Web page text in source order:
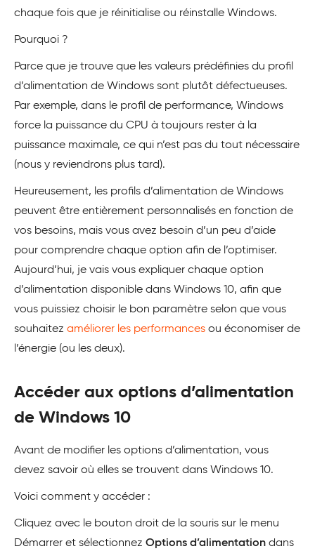
chaque fois que je réinitialise ou réinstalle Windows.
Pourquoi ?
Parce que je trouve que les valeurs prédéfinies du profil
d’alimentation de Windows sont plutôt défectueuses.
Par exemple, dans le profil de performance, Windows
force la puissance du CPU à toujours rester à la
puissance maximale, ce qui n’est pas du tout nécessaire
(nous y reviendrons plus tard).
Heureusement, les profils d’alimentation de Windows
peuvent être entièrement personnalisés en fonction de
vos besoins, mais vous avez besoin d’un peu d’aide
pour comprendre chaque option afin de l’optimiser.
Aujourd’hui, je vais vous expliquer chaque option
d’alimentation disponible dans Windows 10, afin que
vous puissiez choisir le bon paramètre selon que vous
souhaitez améliorer les performances ou économiser de
l’énergie (ou les deux).
Accéder aux options d’alimentation
de Windows 10
Avant de modifier les options d’alimentation, vous
devez savoir où elles se trouvent dans Windows 10.
Voici comment y accéder :
Cliquez avec le bouton droit de la souris sur le menu
Démarrer et sélectionnez Options d’alimentation dans